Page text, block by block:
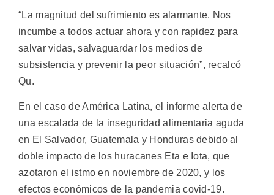
“La magnitud del sufrimiento es alarmante. Nos
incumbe a todos actuar ahora y con rapidez para
salvar vidas, salvaguardar los medios de
subsistencia y prevenir la peor situación”, recalcó
Qu.
En el caso de América Latina, el informe alerta de
una escalada de la inseguridad alimentaria aguda
en El Salvador, Guatemala y Honduras debido al
doble impacto de los huracanes Eta e Iota, que
azotaron el istmo en noviembre de 2020, y los
efectos económicos de la pandemia covid-19.